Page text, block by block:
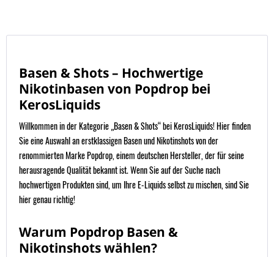
Basen & Shots – Hochwertige
Nikotinbasen von Popdrop bei
KerosLiquids
Willkommen in der Kategorie „Basen & Shots“ bei KerosLiquids! Hier finden
Sie eine Auswahl an erstklassigen Basen und Nikotinshots von der
renommierten Marke Popdrop, einem deutschen Hersteller, der für seine
herausragende Qualität bekannt ist. Wenn Sie auf der Suche nach
hochwertigen Produkten sind, um Ihre E-Liquids selbst zu mischen, sind Sie
hier genau richtig!
Warum Popdrop Basen &
Nikotinshots wählen?